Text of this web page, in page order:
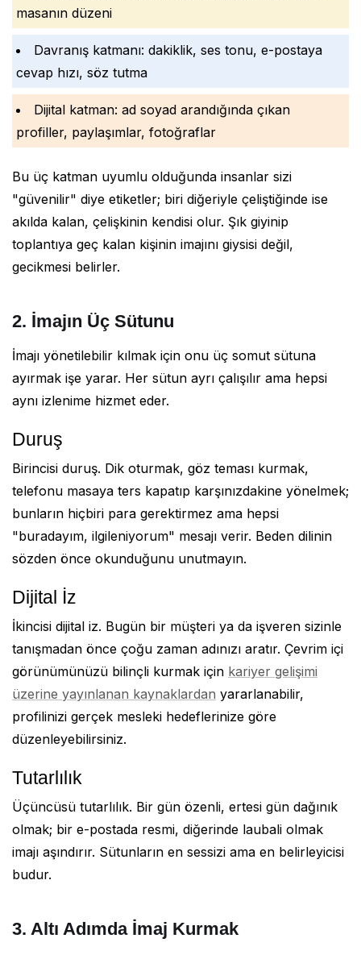
masanın düzeni
Davranış katmanı: dakiklik, ses tonu, e-postaya
cevap hızı, söz tutma
Dijital katman: ad soyad arandığında çıkan
profiller, paylaşımlar, fotoğraflar
Bu üç katman uyumlu olduğunda insanlar sizi
"güvenilir" diye etiketler; biri diğeriyle çeliştiğinde ise
akılda kalan, çelişkinin kendisi olur. Şık giyinip
toplantıya geç kalan kişinin imajını giysisi değil,
gecikmesi belirler.
2. İmajın Üç Sütunu
İmajı yönetilebilir kılmak için onu üç somut sütuna
ayırmak işe yarar. Her sütun ayrı çalışılır ama hepsi
aynı izlenime hizmet eder.
Duruş
Birincisi duruş. Dik oturmak, göz teması kurmak,
telefonu masaya ters kapatıp karşınızdakine yönelmek;
bunların hiçbiri para gerektirmez ama hepsi
"buradayım, ilgileniyorum" mesajı verir. Beden dilinin
sözden önce okunduğunu unutmayın.
Dijital İz
İkincisi dijital iz. Bugün bir müşteri ya da işveren sizinle
tanışmadan önce çoğu zaman adınızı aratır. Çevrim içi
görünümünüzü bilinçli kurmak için kariyer gelişimi
üzerine yayınlanan kaynaklardan yararlanabilir,
profilinizi gerçek mesleki hedeflerinize göre
düzenleyebilirsiniz.
Tutarlılık
Üçüncüsü tutarlılık. Bir gün özenli, ertesi gün dağınık
olmak; bir e-postada resmi, diğerinde laubali olmak
imajı aşındırır. Sütunların en sessizi ama en belirleyicisi
budur.
3. Altı Adımda İmaj Kurmak